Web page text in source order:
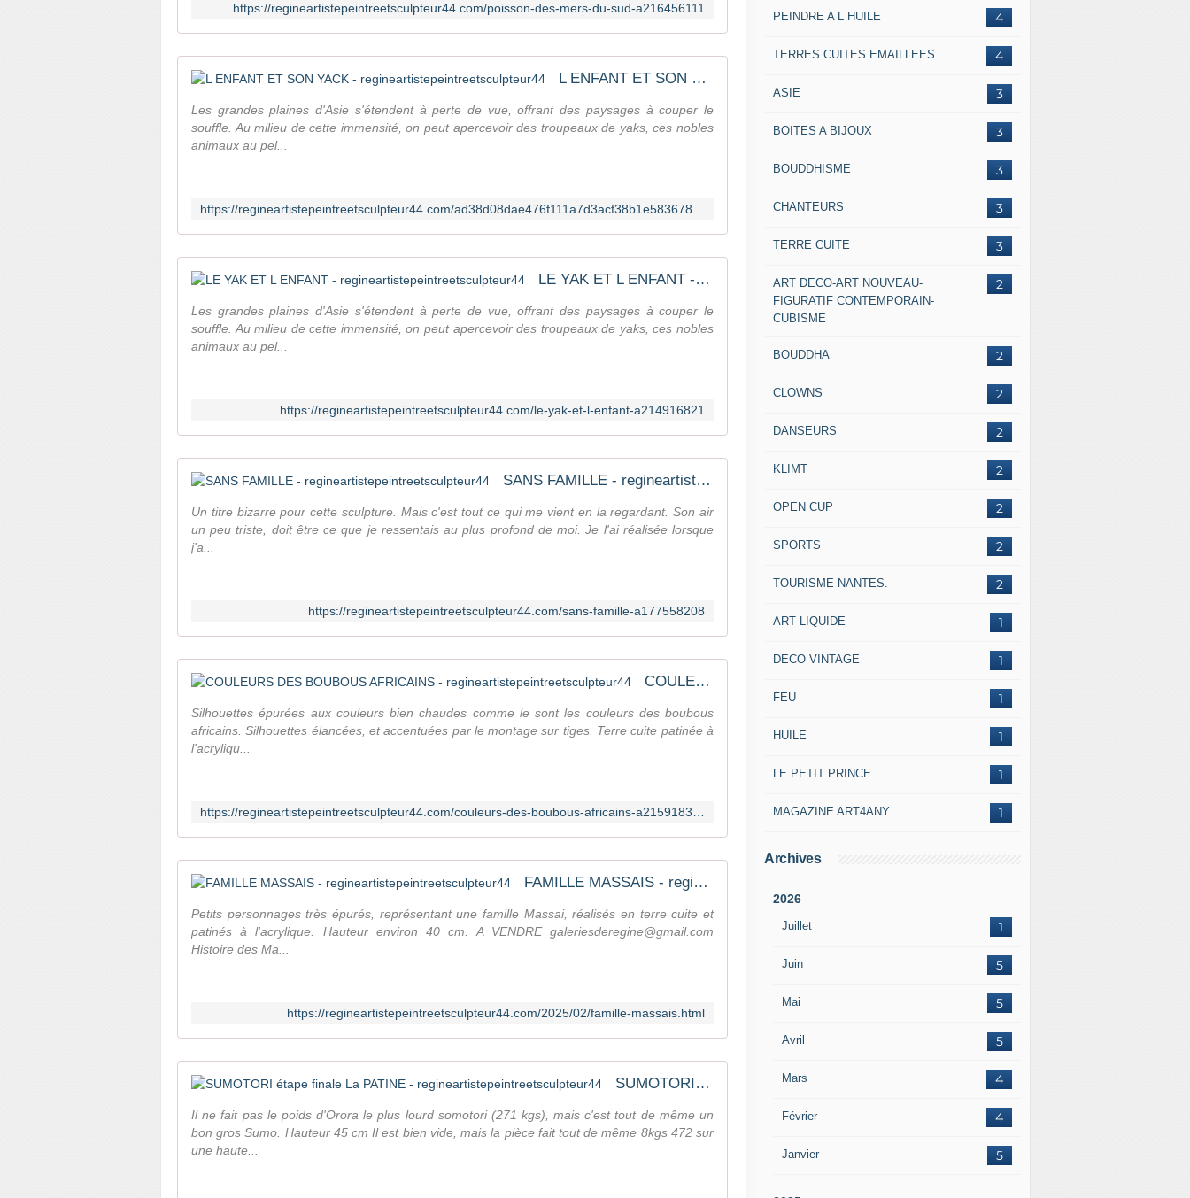
https://regineartistepeintreetsculpteur44.com/poisson-des-mers-du-sud-a216456111
L ENFANT ET SON YACK - regineartistepeintreetsculpteur44
Les grandes plaines d'Asie s'étendent à perte de vue, offrant des paysages à couper le
souffle. Au milieu de cette immensité, on peut apercevoir des troupeaux de yaks, ces nobles
animaux au pel...
LE YAK ET L ENFANT - regineartistepeintreetsculpteur44
Les grandes plaines d'Asie s'étendent à perte de vue, offrant des paysages à couper le
souffle. Au milieu de cette immensité, on peut apercevoir des troupeaux de yaks, ces nobles
animaux au pel...
https://regineartistepeintreetsculpteur44.com/le-yak-et-l-enfant-a214916821
SANS FAMILLE - regineartistepeintreetsculpteur44
Un titre bizarre pour cette sculpture. Mais c'est tout ce qui me vient en la regardant. Son air
un peu triste, doit être ce que je ressentais au plus profond de moi. Je l'ai réalisée lorsque
j'a...
https://regineartistepeintreetsculpteur44.com/sans-famille-a177558208
COULEURS DES BOUBOUS AFRICAINS - regineartistepeintreetsculpteur44
Silhouettes épurées aux couleurs bien chaudes comme le sont les couleurs des boubous
africains. Silhouettes élancées, et accentuées par le montage sur tiges. Terre cuite patinée à
l'acryliqu...
FAMILLE MASSAIS - regineartistepeintreetsculpteur44
Petits personnages très épurés, représentant une famille Massai, réalisés en terre cuite et
patinés à l'acrylique. Hauteur environ 40 cm. A VENDRE galeriesderegine@gmail.com
Histoire des Ma...
https://regineartistepeintreetsculpteur44.com/2025/02/famille-massais.html
SUMOTORI étape finale La PATINE - regineartistepeintreetsculpteur44
Il ne fait pas le poids d'Orora le plus lourd somotori (271 kgs), mais c'est tout de même un
bon gros Sumo. Hauteur 45 cm Il est bien vide, mais la pièce fait tout de même 8kgs 472 sur
une haute...
4
PEINDRE A L HUILE
4
TERRES CUITES EMAILLEES
3
ASIE
3
BOITES A BIJOUX
3
BOUDDHISME
3
CHANTEURS
3
TERRE CUITE
2
ART DECO-ART NOUVEAU-
FIGURATIF CONTEMPORAIN-
CUBISME
2
BOUDDHA
2
CLOWNS
2
DANSEURS
2
KLIMT
2
OPEN CUP
2
SPORTS
2
TOURISME NANTES.
1
ART LIQUIDE
1
DECO VINTAGE
1
FEU
1
HUILE
1
LE PETIT PRINCE
1
MAGAZINE ART4ANY
Archives
2026
Juillet 1
Juin 5
Mai 5
Avril 5
Mars 4
Février 4
Janvier 5